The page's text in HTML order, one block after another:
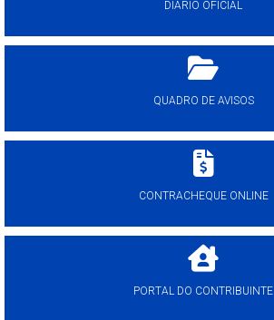
DIÁRIO OFICIAL
QUADRO DE AVISOS
CONTRACHEQUE ONLINE
PORTAL DO CONTRIBUINTE